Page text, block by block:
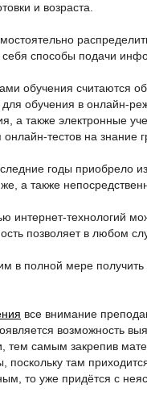
и возраста.
способы подачи
обучения считаются
обучения в онлайн-
а также электронные
тестов на знание
годы приобрело
а также
интернет-технологий
позволяет в любом
в полной мере получить
все внимание
возможность
тем самым закрепив
там
то уже придётся с